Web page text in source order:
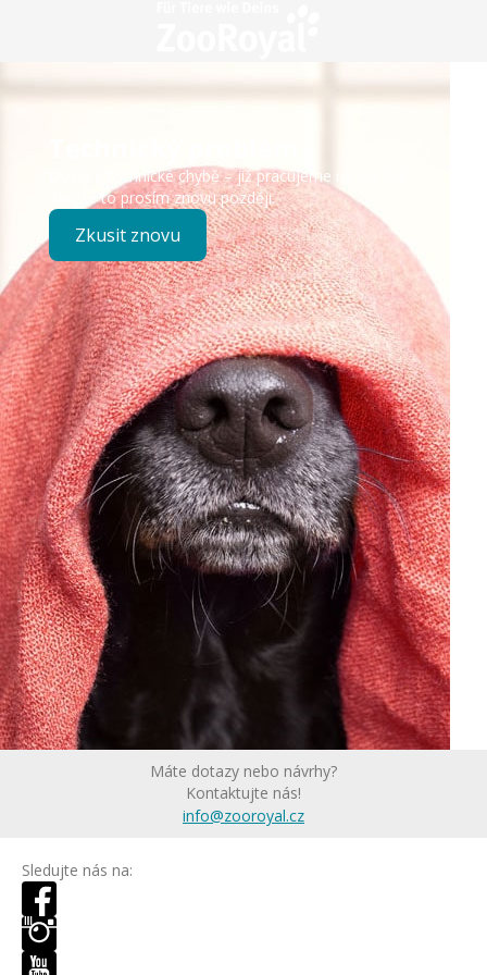
Došlo k technické chybě – již pracujeme na opravě.
Zkuste to prosím znovu později.
Zkusit znovu
Máte dotazy nebo návrhy?
Kontaktujte nás!
info@zooroyal.cz
Sledujte nás na: